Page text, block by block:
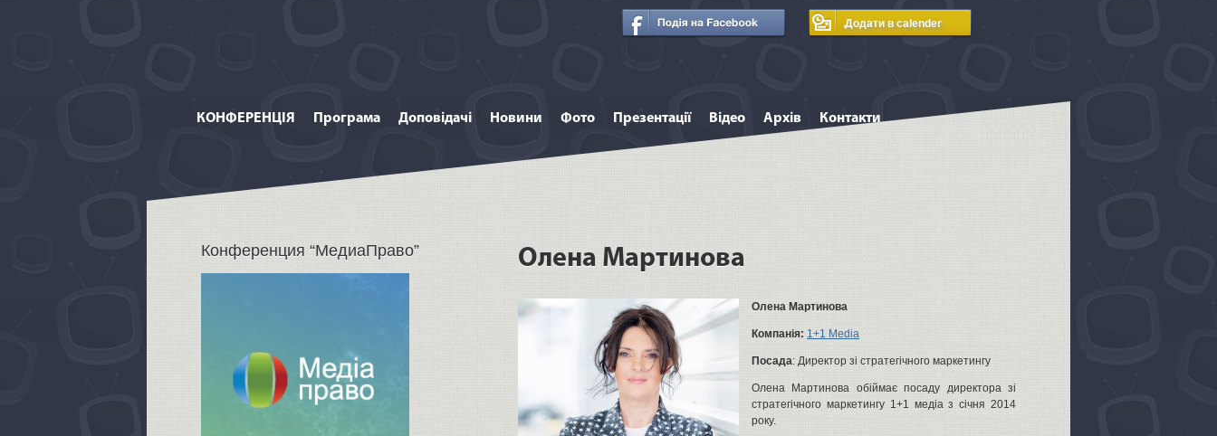
КОНФЕРЕНЦІЯ Програма Доповідачі Новини Фото Презентації Відео Архів Контакти
Конференция “МедиаПраво” Олена Мартинова
Олена Мартинова
Компанія: 1+1 Media
Посада: Директор зі стратегічного маркетингу
Олена Мартинова обіймає посаду директора зі
стратегічного маркетингу 1+1 медіа з січня 2014
року.